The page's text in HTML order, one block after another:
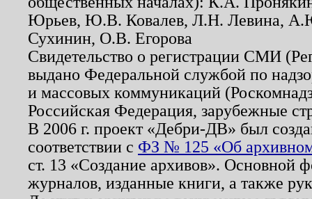
Юрьев, Ю.В. Ковалев, Л.Н. Левина,
Сухинин, О.В. Егорова
Свидетельство о регистрации СМИ
выдано Федеральной службой по
и массовых коммуникаций
Российская Федерация, зарубежные
В 2006 г. проект «Дебри-ДВ» был
соответствии с ФЗ № 125 «Об
ст. 13 «Создание архивов». Основной
журналов, изданные книги, а также